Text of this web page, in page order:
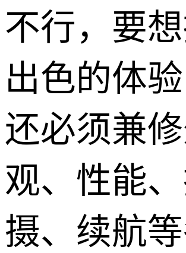
不行，要
出色的体
还必须兼
观、性能
摄、续航